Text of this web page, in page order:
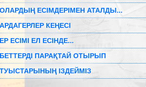
ОЛАРДЫҢ ЕСІМДЕРІМЕН АТАЛДЫ...
АРДАГЕРЛЕР КЕҢЕСІ
ЕР ЕСІМІ ЕЛ ЕСІНДЕ...
БЕТТЕРДІ ПАРАҚТАЙ ОТЫРЫП
ТУЫСТАРЫНЫҢ ІЗДЕЙМІЗ